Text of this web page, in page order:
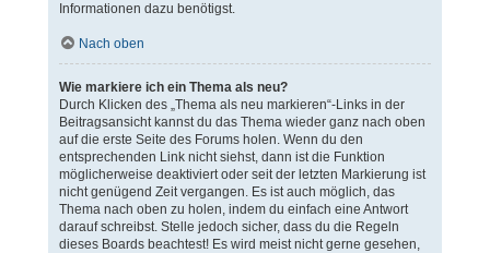
Informationen dazu benötigst.
Nach oben
Wie markiere ich ein Thema als neu?
Durch Klicken des „Thema als neu markieren“-Links in der
Beitragsansicht kannst du das Thema wieder ganz nach oben
auf die erste Seite des Forums holen. Wenn du den
entsprechenden Link nicht siehst, dann ist die Funktion
möglicherweise deaktiviert oder seit der letzten Markierung ist
nicht genügend Zeit vergangen. Es ist auch möglich, das
Thema nach oben zu holen, indem du einfach eine Antwort
darauf schreibst. Stelle jedoch sicher, dass du die Regeln
dieses Boards beachtest! Es wird meist nicht gerne gesehen,